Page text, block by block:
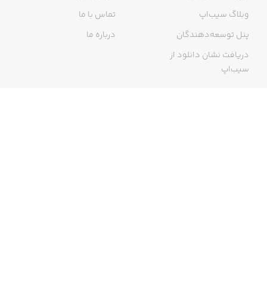
وبلاگ سیب‌اپ
پنل توسعه‌دهندگان
دریافت نشان دانلود از
سیب‌اپ
تماس با ما
درباره ما